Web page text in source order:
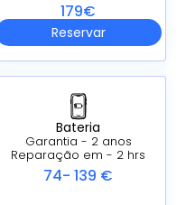
179€
Reservar
Bateria
Garantia - 2 anos
Reparação em - 2 hrs
74- 139 €